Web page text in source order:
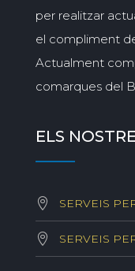
per realitzar
el compliment
Actualment
comarques del
ELS
SERVEIS
SERVEIS